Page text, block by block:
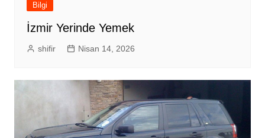
Bilgi
İzmir Yerinde Yemek
shifir Nisan 14, 2026